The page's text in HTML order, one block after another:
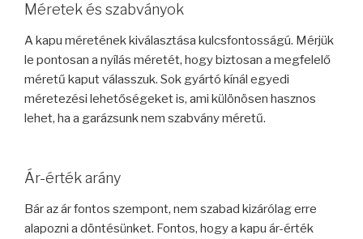
Méretek és szabványok
A kapu méretének kiválasztása kulcsfontosságú. Mérjük
le pontosan a nyílás méretét, hogy biztosan a megfelelő
méretű kaput válasszuk. Sok gyártó kínál egyedi
méretezési lehetőségeket is, ami különösen hasznos
lehet, ha a garázsunk nem szabvány méretű.
Ár-érték arány
Bár az ár fontos szempont, nem szabad kizárólag erre
alapozni a döntésünket. Fontos, hogy a kapu ár-érték